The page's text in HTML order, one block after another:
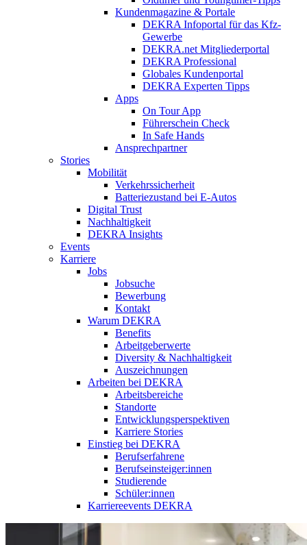
Kundenmagazine & Portale
DEKRA Infoportal für das Kfz-
Gewerbe
DEKRA.net Mitgliederportal
DEKRA Professional
Globales Kundenportal
DEKRA Experten Tipps
Apps
On Tour App
Führerschein Check
In Safe Hands
Ansprechpartner
Stories
Mobilität
Verkehrssicherheit
Batteriezustand bei E-Autos
Digital Trust
Nachhaltigkeit
DEKRA Insights
Events
Karriere
Jobs
Jobsuche
Bewerbung
Kontakt
Warum DEKRA
Benefits
Arbeitgeberwerte
Diversity & Nachhaltigkeit
Auszeichnungen
Arbeiten bei DEKRA
Arbeitsbereiche
Standorte
Entwicklungsperspektiven
Karriere Stories
Einstieg bei DEKRA
Berufserfahrene
Berufseinsteiger:innen
Studierende
Schüler:innen
Karriereevents DEKRA